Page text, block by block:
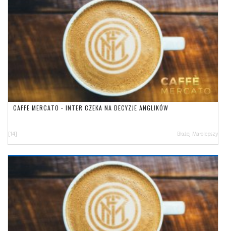
CAFFE MERCATO - INTER CZEKA NA DECYZJE ANGLIKÓW
[14] Błażej Małolepszy